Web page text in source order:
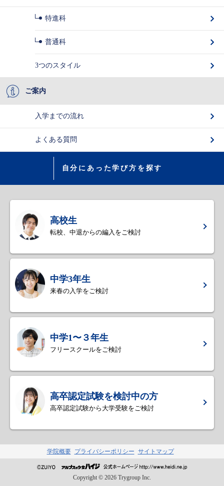
特進科
普通科
3つのスタイル
ご案内
入学までの流れ
よくある質問
自分にあった学び方を探す
高校生
転校、中退からの編入をご検討
中学3年生
来春の入学をご検討
中学1〜３年生
フリースクールをご検討
高卒認定試験を検討中の方
高卒認定試験から大学受験をご検討
学院概要 プライバシーポリシー サイトマップ
Copyright © 2026 Trygroup Inc.